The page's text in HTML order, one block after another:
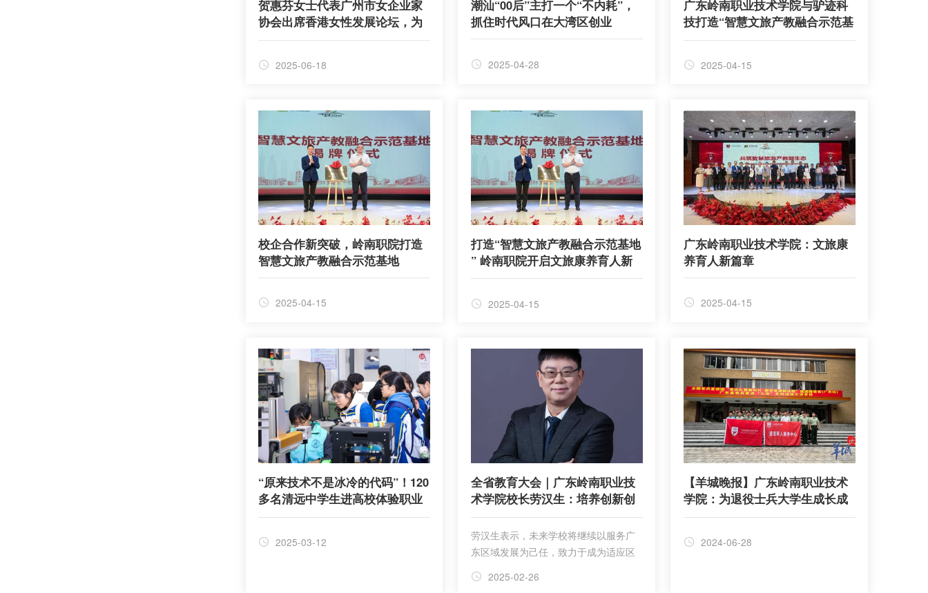
贺惠芬女士代表广州市女企业家
协会出席香港女性发展论坛，为
新时代女性提供“发展之道”
2025-06-18
潮汕“00后”主打一个“不内耗”，
抓住时代风口在大湾区创业
2025-04-28
广东岭南职业技术学院与驴迹科
技打造“智慧文旅产教融合示范基
地”
2025-04-15
校企合作新突破，岭南职院打造
智慧文旅产教融合示范基地
2025-04-15
打造“智慧文旅产教融合示范基地
” 岭南职院开启文旅康养育人新
篇
2025-04-15
广东岭南职业技术学院：文旅康
养育人新篇章
2025-04-15
“原来技术不是冰冷的代码”！120
多名清远中学生进高校体验职业
生活
2025-03-12
全省教育大会｜广东岭南职业技
术学院校长劳汉生：培养创新创
业型技术技能人才
劳汉生表示，未来学校将继续以服务广
东区域发展为己任，致力于成为适应区
域产业升级和高端发展要求的技术技能
人才培养高地，以及粤港澳大湾区产教
2025-02-26
【羊城晚报】广东岭南职业技术
学院：为退役士兵大学生成长成
才赋能
2024-06-28